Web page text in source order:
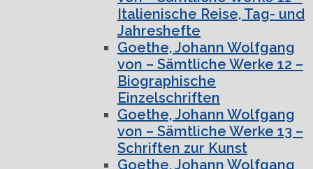
Italienische Reise, Tag- und
Jahreshefte
Goethe, Johann Wolfgang
von – Sämtliche Werke 12 –
Biographische
Einzelschriften
Goethe, Johann Wolfgang
von – Sämtliche Werke 13 –
Schriften zur Kunst
Goethe, Johann Wolfgang